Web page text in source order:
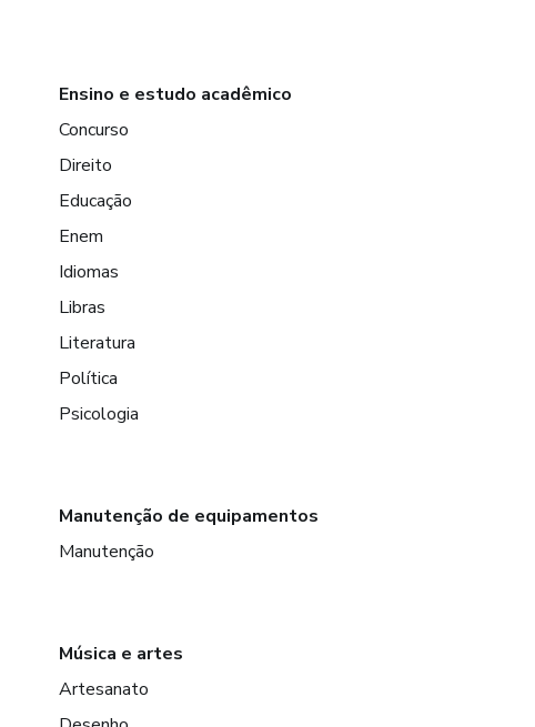
Ensino e estudo acadêmico
Concurso
Direito
Educação
Enem
Idiomas
Libras
Literatura
Política
Psicologia
Manutenção de equipamentos
Manutenção
Música e artes
Artesanato